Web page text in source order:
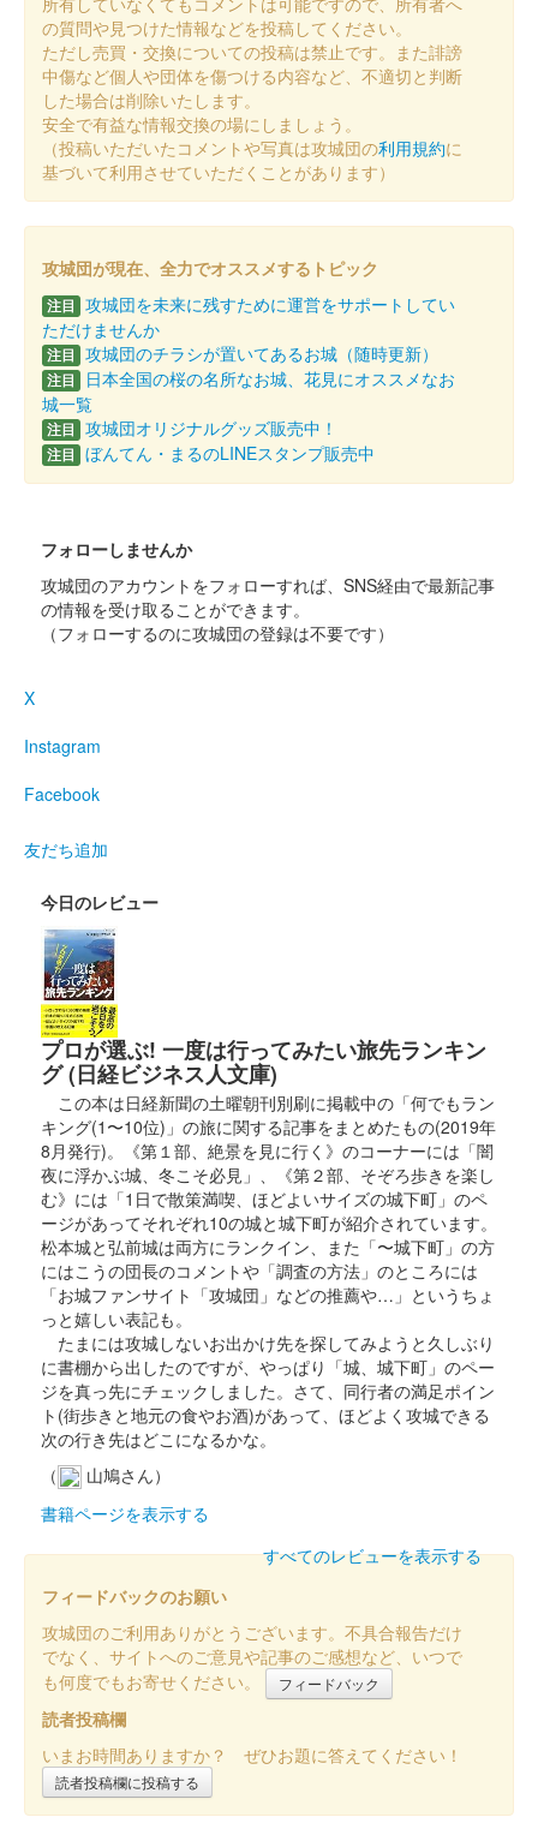
販売終了
小丸城 御城印 北陸新幹線開業記念 通常版
小丸城 御城印 北陸新幹線開業記念版 第39回ふくい桜
まつり ふくい桜城下町限定バージョン
販売終了
2024年3月23日〜24日に福井市中央公園で開催された「第39回
ふくい桜まつり ふくい桜城下町」で、特設ブースにて販売され
た御城印。3月16日から発売された北陸新幹線開業版御城印に
「ふくい桜城下町 ……
販売終了
2024年3月23日〜24日に福井市中央公園で開催された「第39回
た御城印。3月16日から発売された北陸新幹線開業版御城印に
小丸城 御城印
販売終了
小丸城 御城印
販売終了
「北陸新幹線開業記念」のロゴ入り。文字は箔押しで桜も印刷さ
れている。
小丸城 御城印 お城EXPO参陣記念版
販売終了
2023年12月16、17日に開催されたお城EXPO2023のふくい城巡
りプロジェクトのブースにて販売された御城印。
小丸城 御城印 金箔押しバージョン
販売終了
11月3日・4日に開催の「ふくい城巡りフェス」の会場内で販売
される御城印。500枚限定。
小丸城 御城印
令和8年4月12日に開催された福知山お城まつりで福知山城本丸
広場の御城印販売ブースで販売された御城印。限定50枚。
小丸城 御城印
販売終了
2025年10月25・26日にJA福井県 小浜店で開催された「越前若狭
の質問や見つけた情報などを投稿してください。
ただし売買・交換についての投稿は禁止です。また誹謗
中傷など個人や団体を傷つける内容など、不適切と判断
した場合は削除いたします。
安全で有益な情報交換の場にしましょう。
（投稿いただいたコメントや写真は攻城団の利用規約に
基づいて利用させていただくことがあります）
攻城団が現在、全力でオススメするトピック
注目 攻城団を未来に残すために運営をサポートしてい
ただけませんか
注目 攻城団のチラシが置いてあるお城（随時更新）
注目
日本全国の桜の名所なお城、花見にオススメなお
城一覧
注目 攻城団オリジナルグッズ販売中！
注目 ぼんてん・まるのLINEスタンプ販売中
フォローしませんか
攻城団のアカウントをフォローすれば、SNS経由で最新記事
の情報を受け取ることができます。
（フォローするのに攻城団の登録は不要です）
X
Instagram
Facebook
友だち追加
今日のレビュー
プロが選ぶ! 一度は行ってみたい旅先ランキン
グ (日経ビジネス人文庫)
この本は日経新聞の土曜朝刊別刷に掲載中の「何でもラン
キング(1〜10位)」の旅に関する記事をまとめたもの(2019年
8月発行)。《第１部、絶景を見に行く》のコーナーには「闇
夜に浮かぶ城、冬こそ必見」、《第２部、そぞろ歩きを楽し
む》には「1日で散策満喫、ほどよいサイズの城下町」のペ
ージがあってそれぞれ10の城と城下町が紹介されています。
松本城と弘前城は両方にランクイン、また「〜城下町」の方
にはこうの団長のコメントや「調査の方法」のところには
「お城ファンサイト「攻城団」などの推薦や…」というちょ
っと嬉しい表記も。
たまには攻城しないお出かけ先を探してみようと久しぶり
に書棚から出したのですが、やっぱり「城、城下町」のペー
ジを真っ先にチェックしました。さて、同行者の満足ポイン
ト(街歩きと地元の食やお酒)があって、ほどよく攻城できる
次の行き先はどこになるかな。
（
山鳩さん）
書籍ページを表示する
すべてのレビューを表示する
フィードバックのお願い
攻城団のご利用ありがとうございます。不具合報告だけ
でなく、サイトへのご意見や記事のご感想など、いつで
も何度でもお寄せください。
フィードバック
読者投稿欄
いまお時間ありますか？ ぜひお題に答えてください！
読者投稿欄に投稿する